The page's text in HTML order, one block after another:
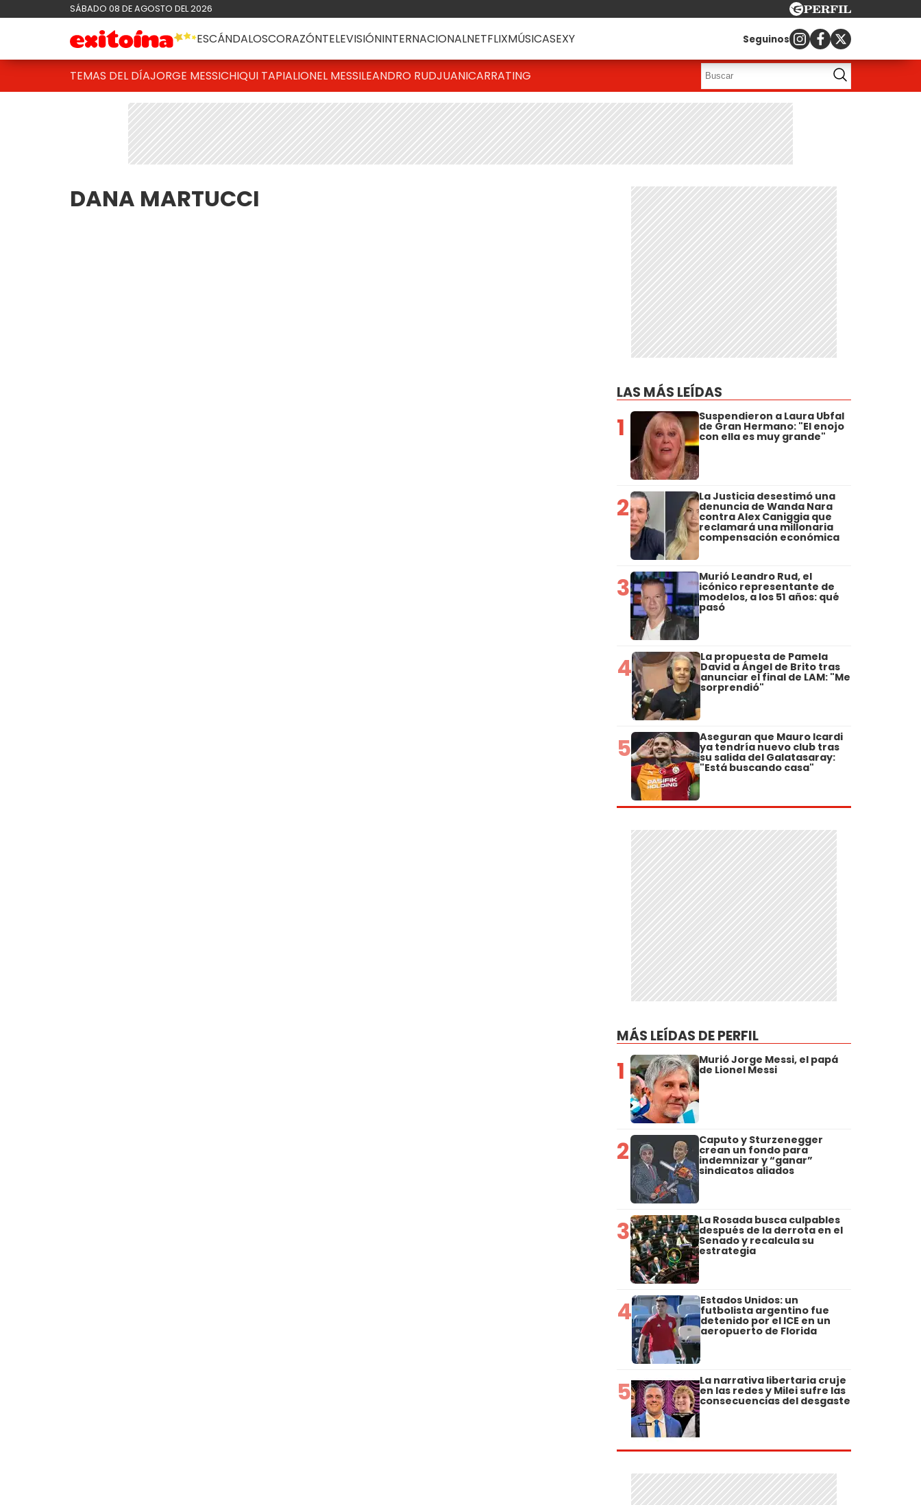
SÁBADO 08 DE AGOSTO DEL 2026
ESCÁNDALOSCORAZÓNTELEVISIÓNINTERNACIONALNETFLIXMÚSICASEXY Seguinos
TEMAS DEL DÍAJORGE MESSICHIQUI TAPIALIONEL MESSILEANDRO RUDJUANICARRATING
DANA MARTUCCI
LAS MÁS LEÍDAS
1 Suspendieron a Laura Ubfal
de Gran Hermano: "El enojo
con ella es muy grande"
2 La Justicia desestimó una
denuncia de Wanda Nara
contra Alex Caniggia que
reclamará una millonaria
compensación económica
3 Murió Leandro Rud, el
icónico representante de
modelos, a los 51 años: qué
pasó
4 La propuesta de Pamela
David a Ángel de Brito tras
anunciar el final de LAM: "Me
sorprendió"
5 Aseguran que Mauro Icardi
ya tendría nuevo club tras
su salida del Galatasaray:
"Está buscando casa"
MÁS LEÍDAS DE PERFIL
1 Murió Jorge Messi, el papá
de Lionel Messi
2 Caputo y Sturzenegger
crean un fondo para
indemnizar y “ganar”
sindicatos aliados
3 La Rosada busca culpables
después de la derrota en el
Senado y recalcula su
estrategia
4 Estados Unidos: un
futbolista argentino fue
detenido por el ICE en un
aeropuerto de Florida
5 La narrativa libertaria cruje
en las redes y Milei sufre las
consecuencias del desgaste